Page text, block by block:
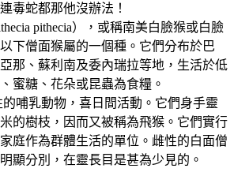
毒蛇都那他沒辦法！
pithecia），或稱南美白臉猴或白臉
下僧面猴屬的一個種。它們分布於巴
那、蘇利南及委內瑞拉等地，生活於低
蜜糖、花朵或昆蟲為食糧。
哺乳動物，喜日間活動。它們身手靈
的樹枝，因而又被稱為飛猴。它們實行
庭作為群體生活的單位。雌性的白面僧
顯分別，在靈長目是甚為少見的。